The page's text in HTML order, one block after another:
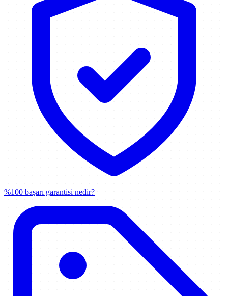
%100 başarı garantisi nedir?